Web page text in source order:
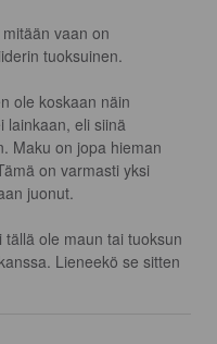
vaan on
tuoksuinen.
ole koskaan näin
lainkaan, eli siinä
Maku on jopa hieman
on varmasti yksi
juonut.
ole maun tai tuoksun
Lieneekö se sitten